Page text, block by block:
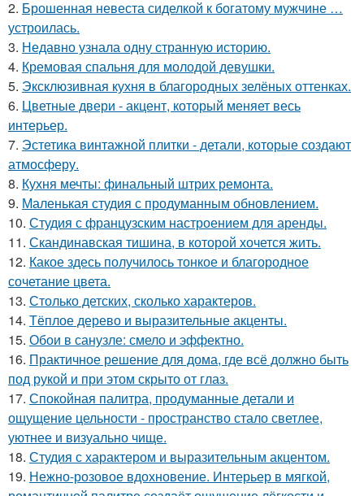
2. Брошенная невеста сиделкой к богатому мужчине …
устроилась.
3. Недавно узнала одну странную историю.
4. Кремовая спальня для молодой девушки.
5. Эксклюзивная кухня в благородных зелёных оттенках.
6. Цветные двери - акцент, который меняет весь
интерьер.
7. Эстетика винтажной плитки - детали, которые создают
атмосферу.
8. Кухня мечты: финальный штрих ремонта.
9. Маленькая студия с продуманным обновлением.
10. Студия с французским настроением для аренды.
11. Скандинавская тишина, в которой хочется жить.
12. Какое здесь получилось тонкое и благородное
сочетание цвета.
13. Столько детских, сколько характеров.
14. Тёплое дерево и выразительные акценты.
15. Обои в санузле: смело и эффектно.
16. Практичное решение для дома, где всё должно быть
под рукой и при этом скрыто от глаз.
17. Спокойная палитра, продуманные детали и
ощущение цельности - пространство стало светлее,
уютнее и визуально чище.
18. Студия с характером и выразительным акцентом.
19. Нежно-розовое вдохновение. Интерьер в мягкой,